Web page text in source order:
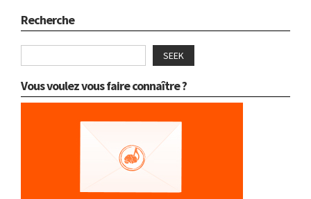
Recherche
SEEK
Vous voulez vous faire connaître ?